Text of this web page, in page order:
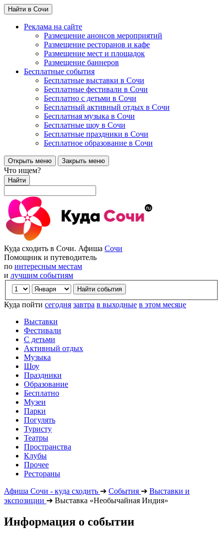
Найти в Сочи
Реклама на сайте
Размещение анонсов мероприятий
Размещение ресторанов и кафе
Размещение мест и площадок
Размещение баннеров
Бесплатные события
Бесплатные выставки в Сочи
Бесплатные фестивали в Сочи
Бесплатно с детьми в Сочи
Бесплатный активный отдых в Сочи
Бесплатная музыка в Сочи
Бесплатные шоу в Сочи
Бесплатные праздники в Сочи
Бесплатное образование в Сочи
Открыть меню Закрыть меню
Что ищем?
Найти
Куда сходить в Сочи. Афиша Сочи
Помощник и путеводитель
по интересным местам
и лучшим событиям
Куда пойти сегодня завтра в выходные в этом месяце
Выставки
Фестивали
С детьми
Активный отдых
Музыка
Шоу
Праздники
Образование
Бесплатно
Музеи
Парки
Погулять
Туристу
Театры
Пространства
Клубы
Прочее
Рестораны
Афиша Сочи - куда сходить ➔ События ➔ Выставки и
экспозиции ➔ Выставка «Необычайная Индия»
Информация о событии